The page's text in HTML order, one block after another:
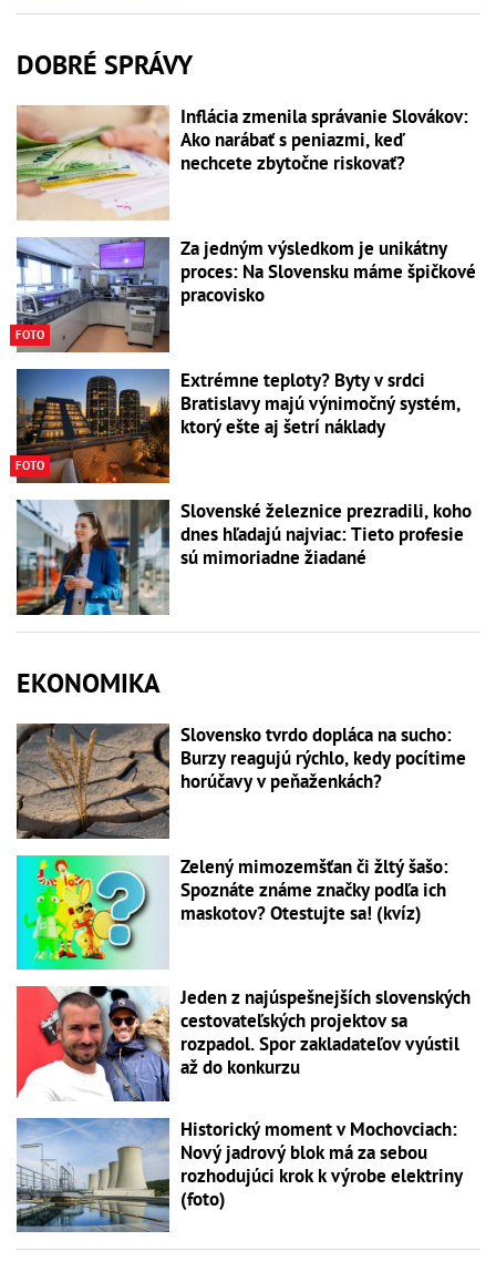
DOBRÉ SPRÁVY
Inflácia zmenila správanie Slovákov:
Ako narábať s peniazmi, keď
nechcete zbytočne riskovať?
FOTO
Za jedným výsledkom je unikátny
proces: Na Slovensku máme špičkové
pracovisko
FOTO
Extrémne teploty? Byty v srdci
Bratislavy majú výnimočný systém,
ktorý ešte aj šetrí náklady
Slovenské železnice prezradili, koho
dnes hľadajú najviac: Tieto profesie
sú mimoriadne žiadané
EKONOMIKA
Slovensko tvrdo dopláca na sucho:
Burzy reagujú rýchlo, kedy pocítime
horúčavy v peňaženkách?
Zelený mimozemšťan či žltý šašo:
Spoznáte známe značky podľa ich
maskotov? Otestujte sa! (kvíz)
Jeden z najúspešnejších slovenských
cestovateľských projektov sa
rozpadol. Spor zakladateľov vyústil
až do konkurzu
Historický moment v Mochovciach:
Nový jadrový blok má za sebou
rozhodujúci krok k výrobe elektriny
(foto)